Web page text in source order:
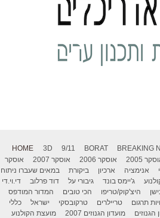
HOME 3D 9/11 BORAT BREAKING
2005 אוסקר 2006 אוסקר 2007
אוסקר
אנימציה ארכיון ביקורת
במאים שעברו ניתוח
ג'יימס בונד גיבורי על דוד פרלוב
די.וי.די
היצ'קוק/טריפו הכי טובים
המדור המודפס
תרגום טריילרים טרקובסקי ישראל
כללי
הגנוזים מועדון הגנוזים 2007 מועצת הקולנוע